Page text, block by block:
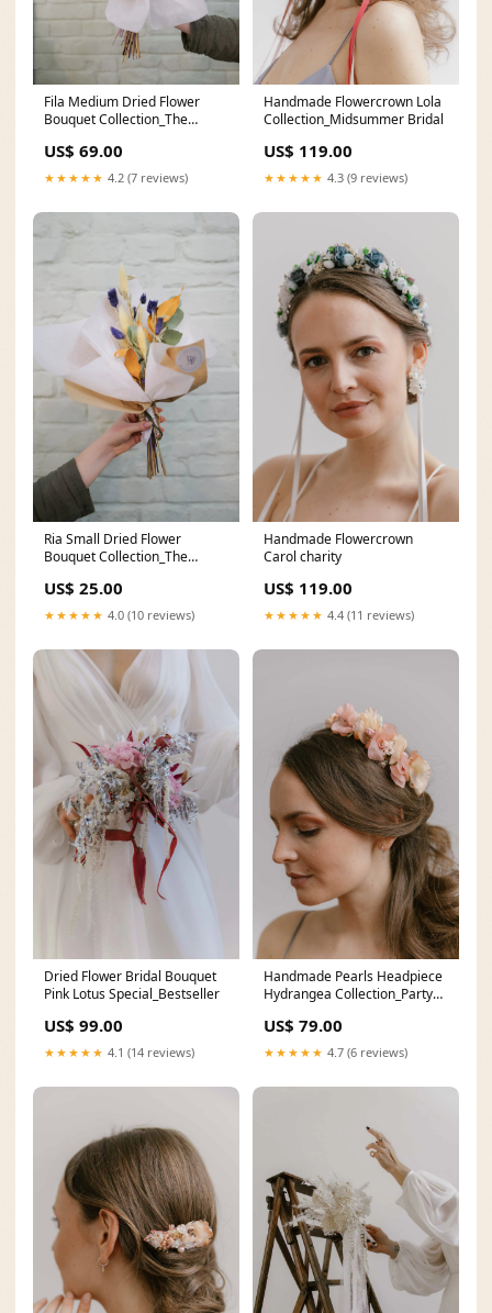
Fila Medium Dried Flower
Bouquet Collection_The
US$ 69.00
★★★★★ 4.2 (7 reviews)
Handmade Flowercrown Lola
Collection_Midsummer Bridal
US$ 119.00
★★★★★ 4.3 (9 reviews)
Ria Small Dried Flower
Bouquet Collection_The
US$ 25.00
★★★★★ 4.0 (10 reviews)
Handmade Flowercrown
Carol charity
US$ 119.00
★★★★★ 4.4 (11 reviews)
Dried Flower Bridal Bouquet
Pink Lotus Special_Bestseller
US$ 99.00
★★★★★ 4.1 (14 reviews)
Handmade Pearls Headpiece
Hydrangea Collection_Party
US$ 79.00
★★★★★ 4.7 (6 reviews)